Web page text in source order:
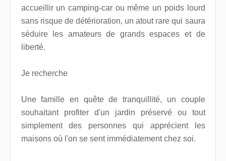
accueillir un camping-car ou même un poids lourd
sans risque de détérioration, un atout rare qui saura
séduire les amateurs de grands espaces et de
liberté.
Je recherche
Une famille en quête de tranquillité, un couple
souhaitant profiter d'un jardin préservé ou tout
simplement des personnes qui apprécient les
maisons où l'on se sent immédiatement chez soi.